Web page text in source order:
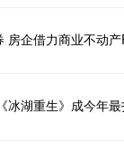
房企借力商业不动
冰湖重生》成今年